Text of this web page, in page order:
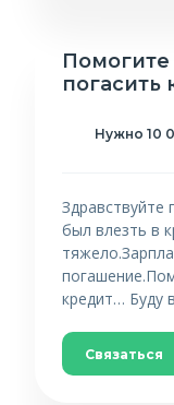
погасить
Нужно 10
был влезть в
кредит… Буду
Связаться